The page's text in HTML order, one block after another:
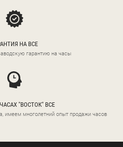
НА ВСЕ
гарантию на часы
"ВОСТОК" ВСЕ
имеем многолетний опыт продажи часов